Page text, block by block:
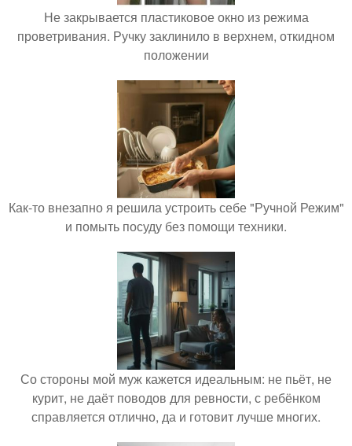
Не закрывается пластиковое окно из режима
проветривания. Ручку заклинило в верхнем, откидном
положении
Как-то внезапно я решила устроить себе "Ручной Режим"
и помыть посуду без помощи техники.
Со стороны мой муж кажется идеальным: не пьёт, не
курит, не даёт поводов для ревности, с ребёнком
справляется отлично, да и готовит лучше многих.